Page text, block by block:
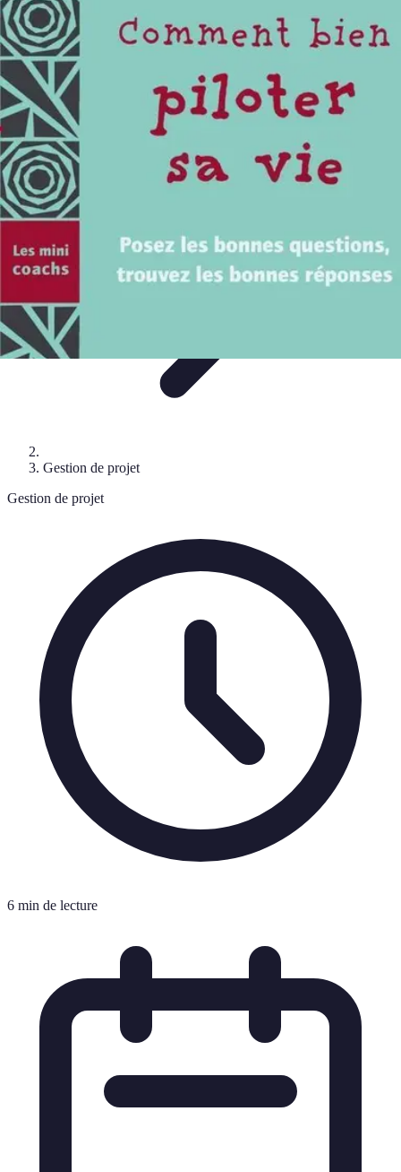
Projets Matures
Gestion de projet
Gestion des Parties PrenantesGestion de
projetsGestion de Projet Comparatifs
Projets Matures
Gestion de projet
Gestion de projet
6 min de lecture